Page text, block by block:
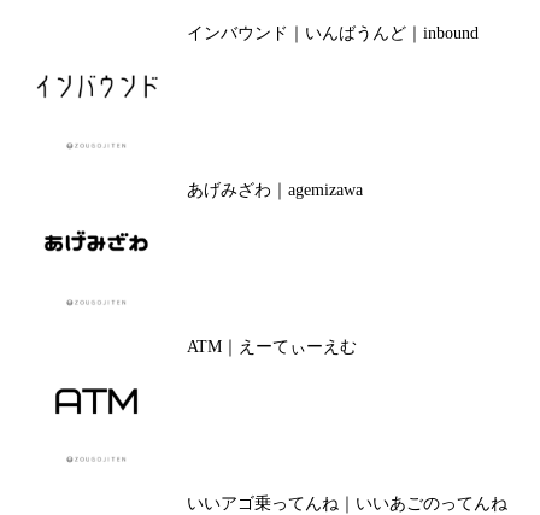
インバウンド｜いんばうんど｜inbound
あげみざわ｜agemizawa
ATM｜えーてぃーえむ
いいアゴ乗ってんね｜いいあごのってんね